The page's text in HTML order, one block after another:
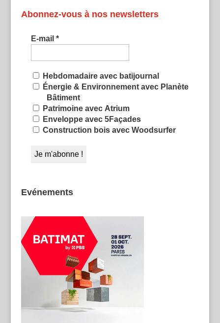
Abonnez-vous à nos newsletters
E-mail *
Hebdomadaire avec batijournal
Énergie & Environnement avec Planète
Bâtiment
Patrimoine avec Atrium
Enveloppe avec 5Façades
Construction bois avec Woodsurfer
Evénements